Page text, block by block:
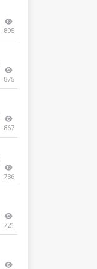
895
875
867
736
721